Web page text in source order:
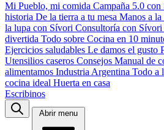
Mi Pueblo, mi comida Campaña 5.0 con
historia De la tierra a tu mesa Manos a la
la lupa con Sívori Consultoría con Sívori
divertida Todo sobre Cocina en 10
Ejercicios saludables Le damos el gusto
Utensilios caseros Consejos Manual de
alimentamos Industria Argentina Todo a
cocina ideal Huerta en casa
Escribinos
Abrir menu